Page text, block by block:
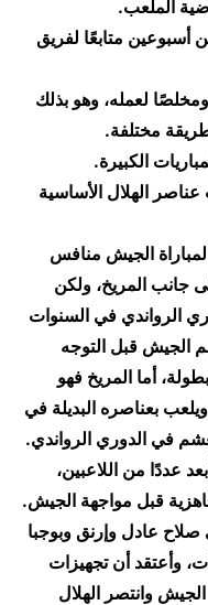
الملعب.
أسبوعين متابعًا لفريق
لعمله، وهو بذلك
مختلفة.
الكبيرة.
الهلال الأساسية
الجيش منافس
جانب المريخ، ولكن
الرواندي في السنوات
الجيش قبل التوجه
أما المريخ فهو
بعناصره البديلة في
في الدوري الرواندي.
عددًا من اللاعبين،
قبل مواجهة الجيش.
عادل وإرنق وبوجبا
وأعتقد أن تجهيزات
وانتصر الهلال